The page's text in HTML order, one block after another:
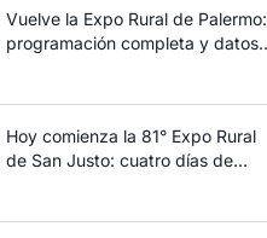
Vuelve la Expo Rural de Palermo:
programación completa y datos
Hoy comienza la 81° Expo Rural
de San Justo: cuatro días de